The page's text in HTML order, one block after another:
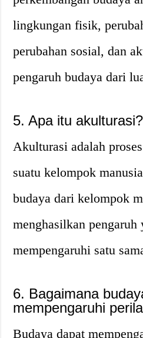
lingkungan fisik,
perubahan sosial, dan
pengaruh budaya dari
5. Apa itu akulturasi?
Akulturasi adalah
suatu kelompok
budaya dari kelompok
menghasilkan pengaruh
mempengaruhi satu
6. Bagaimana
mempengaruhi
Budaya dapat